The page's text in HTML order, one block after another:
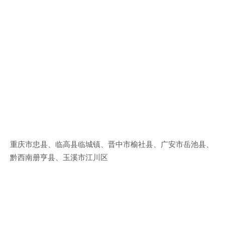
重庆市忠县、临高县临城镇、晋中市榆社县、广安市岳池县、
黔西南册亨县、玉溪市江川区